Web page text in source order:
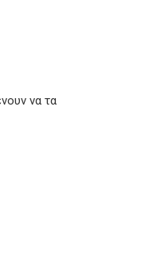
να τα